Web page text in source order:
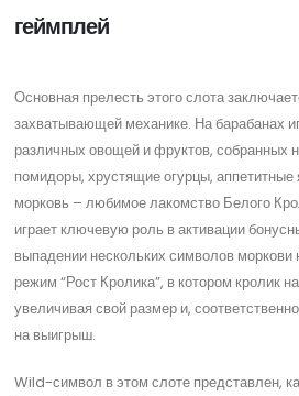
геймплей
Основная прелесть этого слота
захватывающей механике. На барабанах
различных овощей и фруктов, собранных
помидоры, хрустящие огурцы, аппетитные
морковь – любимое лакомство Белого
играет ключевую роль в активации
выпадении нескольких символов моркови
режим “Рост Кролика”, в котором кролик
увеличивая свой размер и,
на выигрыш.
Wild-символ в этом слоте представлен,